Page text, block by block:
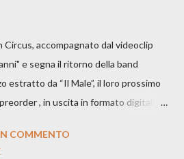
accompagnato dal videoclip
e segna il ritorno della band
estratto da “Il Male”, il loro prossimo
, in uscita in formato digitale il
CREDITI Produced by A71
COMMENTO